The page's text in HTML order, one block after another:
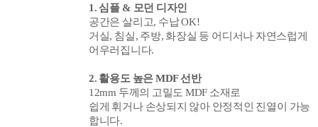
1. 심플 & 모던 디자인
공간은 살리고, 수납 OK!
거실, 침실, 주방, 화장실 등 어디서나 자연스럽게
어우러집니다.
2. 활용도 높은 MDF 선반
12mm 두께의 고밀도 MDF 소재로
쉽게 휘거나 손상되지 않아 안정적인 진열이 가능
합니다.